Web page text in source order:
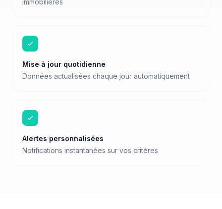
immobilières
Mise à jour quotidienne
Données actualisées chaque jour automatiquement
Alertes personnalisées
Notifications instantanées sur vos critères